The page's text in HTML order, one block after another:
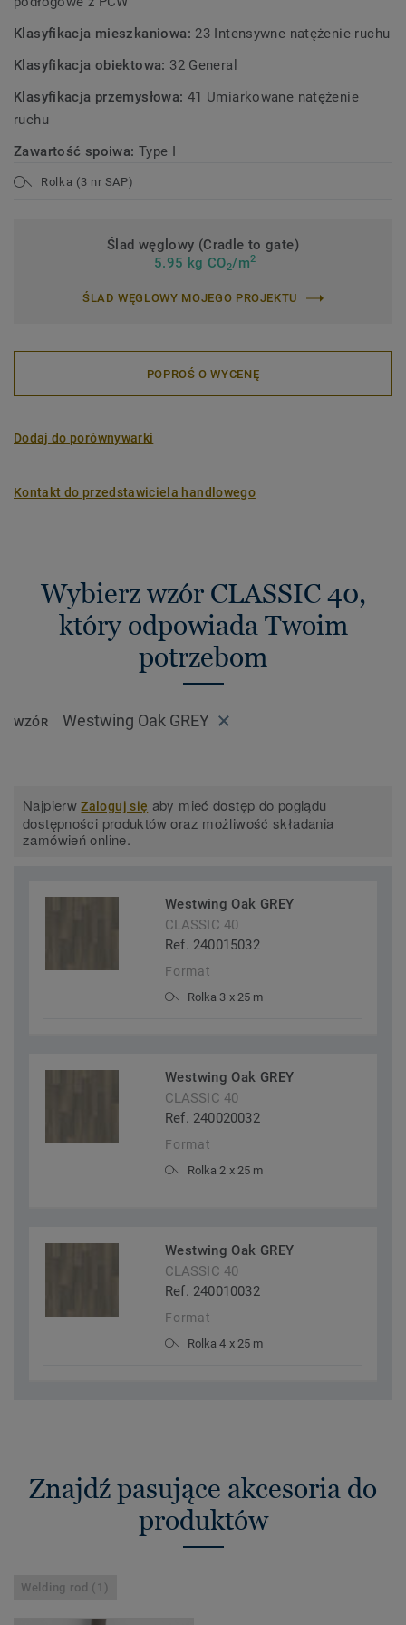
Klasyfikacja mieszkaniowa: 23 Intensywne natężenie ruchu
Klasyfikacja obiektowa: 32 General
Klasyfikacja przemysłowa: 41 Umiarkowane natężenie
ruchu
Zawartość spoiwa: Type I
Rolka (3 nr SAP)
Ślad węglowy (Cradle to gate)
5.95 kg CO2/m2
ŚLAD WĘGLOWY MOJEGO PROJEKTU
POPROŚ O WYCENĘ
Dodaj do porównywarki
Kontakt do przedstawiciela handlowego
Wybierz wzór CLASSIC 40,
który odpowiada Twoim
potrzebom
WZÓR Westwing Oak GREY
NajpierwZaloguj się aby mieć dostęp do poglądu
dostępności produktów oraz możliwość składania
zamówień online.
Westwing Oak GREY
CLASSIC 40
Ref. 240015032
Format
Rolka 3 x 25 m
Westwing Oak GREY
CLASSIC 40
Ref. 240020032
Format
Rolka 2 x 25 m
Westwing Oak GREY
CLASSIC 40
Ref. 240010032
Format
Rolka 4 x 25 m
Znajdź pasujące akcesoria do
produktów
Welding rod (1)